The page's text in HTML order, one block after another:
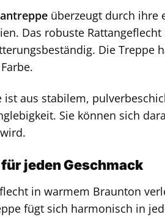
überzeugt durch ihre
Das robuste
Die Treppe
ist aus stabilem,
Sie können sich
jeden Geschmack
in warmem Braunton
fügt sich harmonisch in